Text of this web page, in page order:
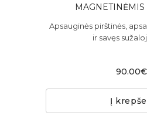
MAGNETINĖMIS
Apsauginės pirštinės,
ir savęs
90.00€
Į